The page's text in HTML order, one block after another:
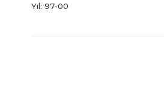
Yıl: 97-00